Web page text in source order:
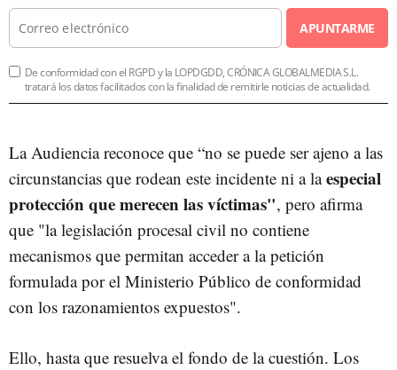
APUNTARME
De conformidad con el RGPD y la LOPDGDD, CRÓNICA GLOBALMEDIA S.L.
tratará los datos facilitados con la finalidad de remitirle noticias de actualidad.
La Audiencia reconoce que “no se puede ser ajeno a las
circunstancias que rodean este incidente ni a laespecial
protección que merecen las víctimas", pero afirma
que "la legislación procesal civil no contiene
mecanismos que permitan acceder a la petición
formulada por el Ministerio Público de conformidad
con los razonamientos expuestos".
Ello, hasta que resuelva el fondo de la cuestión. Los